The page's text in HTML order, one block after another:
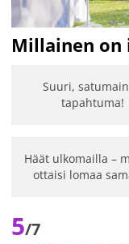
Millainen on
Suuri,
tapahtuma!
Häät ulkomailla –
ottaisi lomaa
5/7